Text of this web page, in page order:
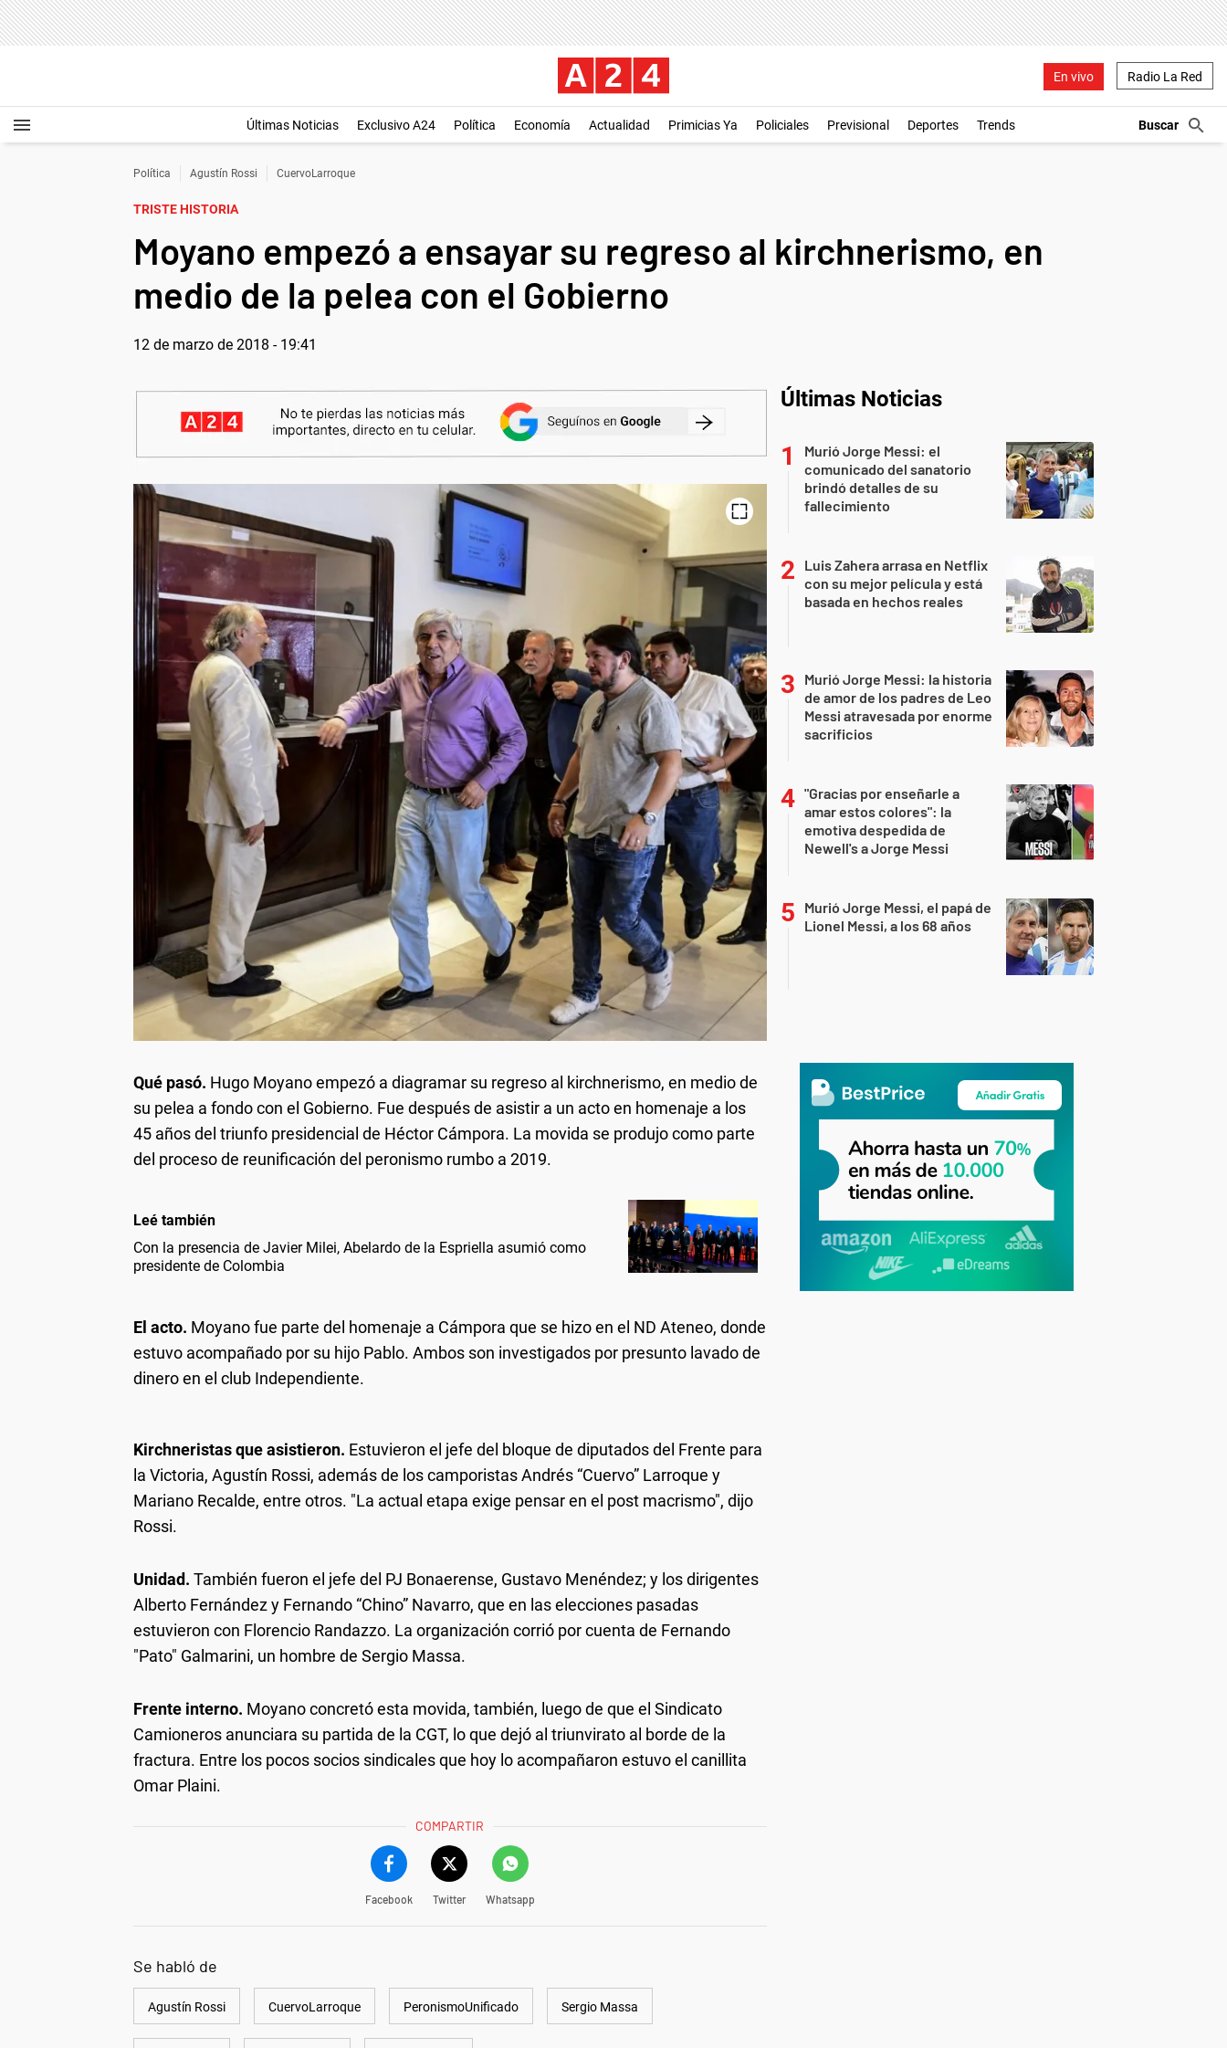
En vivo Radio La Red
Últimas Noticias Exclusivo A24 Política Economía Actualidad Primicias Ya Policiales Previsional Deportes Trends
Política Agustín Rossi CuervoLarroque
TRISTE HISTORIA
Moyano empezó a ensayar su regreso al kirchnerismo, en
medio de la pelea con el Gobierno
12 de marzo de 2018 - 19:41
Qué pasó. Hugo Moyano empezó a diagramar su regreso al kirchnerismo, en medio de
su pelea a fondo con el Gobierno. Fue después de asistir a un acto en homenaje a los
45 años del triunfo presidencial de Héctor Cámpora. La movida se produjo como parte
del proceso de reunificación del peronismo rumbo a 2019.
Leé también
Con la presencia de Javier Milei, Abelardo de la Espriella asumió como
presidente de Colombia
El acto. Moyano fue parte del homenaje a Cámpora que se hizo en el ND Ateneo, donde
estuvo acompañado por su hijo Pablo. Ambos son investigados por presunto lavado de
dinero en el club Independiente.
Kirchneristas que asistieron. Estuvieron el jefe del bloque de diputados del Frente para
la Victoria, Agustín Rossi, además de los camporistas Andrés “Cuervo” Larroque y
Mariano Recalde, entre otros. "La actual etapa exige pensar en el post macrismo", dijo
Rossi.
Unidad. También fueron el jefe del PJ Bonaerense, Gustavo Menéndez; y los dirigentes
Alberto Fernández y Fernando “Chino” Navarro, que en las elecciones pasadas
estuvieron con Florencio Randazzo. La organización corrió por cuenta de Fernando
"Pato" Galmarini, un hombre de Sergio Massa.
Frente interno. Moyano concretó esta movida, también, luego de que el Sindicato
Camioneros anunciara su partida de la CGT, lo que dejó al triunvirato al borde de la
fractura. Entre los pocos socios sindicales que hoy lo acompañaron estuvo el canillita
Omar Plaini.
COMPARTIR
Facebook Twitter Whatsapp
Se habló de
Agustín Rossi CuervoLarroque PeronismoUnificado Sergio Massa
Últimas Noticias
Murió Jorge Messi: el
comunicado del sanatorio
brindó detalles de su
fallecimiento
Luis Zahera arrasa en Netflix
con su mejor película y está
basada en hechos reales
Murió Jorge Messi: la historia
de amor de los padres de Leo
Messi atravesada por enorme
sacrificios
"Gracias por enseñarle a
amar estos colores": la
emotiva despedida de
Newell's a Jorge Messi
Murió Jorge Messi, el papá de
Lionel Messi, a los 68 años